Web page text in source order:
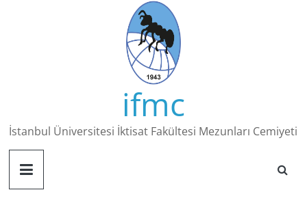
ifmc
İstanbul Üniversitesi İktisat Fakültesi Mezunları Cemiyeti